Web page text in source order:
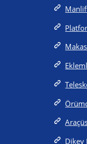
Dikey